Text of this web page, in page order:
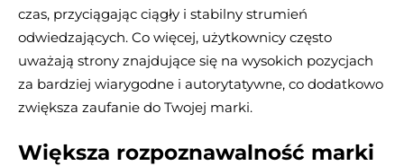
czas, przyciągając ciągły i stabilny strumień
odwiedzających. Co więcej, użytkownicy często
uważają strony znajdujące się na wysokich pozycjach
za bardziej wiarygodne i autorytatywne, co dodatkowo
zwiększa zaufanie do Twojej marki.
Większa rozpoznawalność marki